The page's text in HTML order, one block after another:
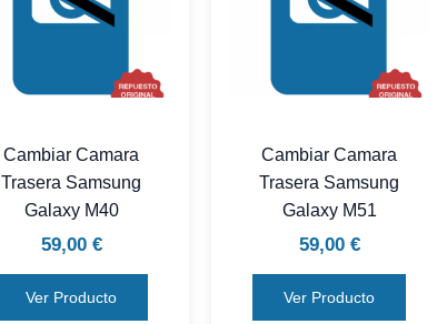
Cambiar Camara
Trasera Samsung
Galaxy M40
59,00 €
Ver Producto
Cambiar Camara
Trasera Samsung
Galaxy M51
59,00 €
Ver Producto